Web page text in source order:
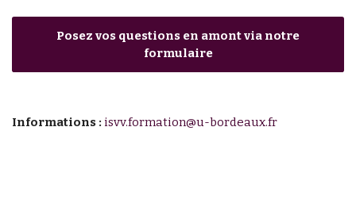
Posez vos questions en amont via notre
formulaire
Informations : isvv.formation@u-bordeaux.fr